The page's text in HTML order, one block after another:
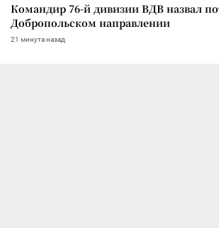
Командир 76-й дивизии ВДВ назвал
Добропольском направлении
21 минута назад